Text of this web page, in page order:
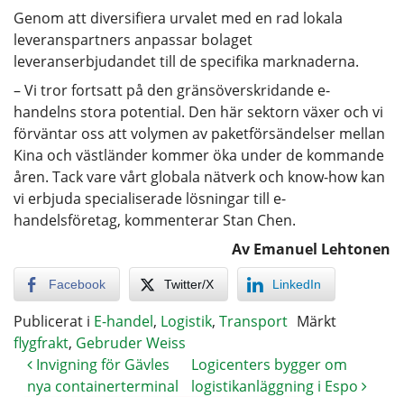
Genom att diversifiera urvalet med en rad lokala
leveranspartners anpassar bolaget
leveranserbjudandet till de specifika marknaderna.
– Vi tror fortsatt på den gränsöverskridande e-
handelns stora potential. Den här sektorn växer och vi
förväntar oss att volymen av paketförsändelser mellan
Kina och västländer kommer öka under de kommande
åren. Tack vare vårt globala nätverk och know-how kan
vi erbjuda specialiserade lösningar till e-
handelsföretag, kommenterar Stan Chen.
Av Emanuel Lehtonen
Facebook Twitter/X LinkedIn
Publicerat i E-handel, Logistik, Transport Märkt
flygfrakt, Gebruder Weiss
Invigning för Gävles
nya containerterminal
Logicenters bygger om
logistikanläggning i Espo